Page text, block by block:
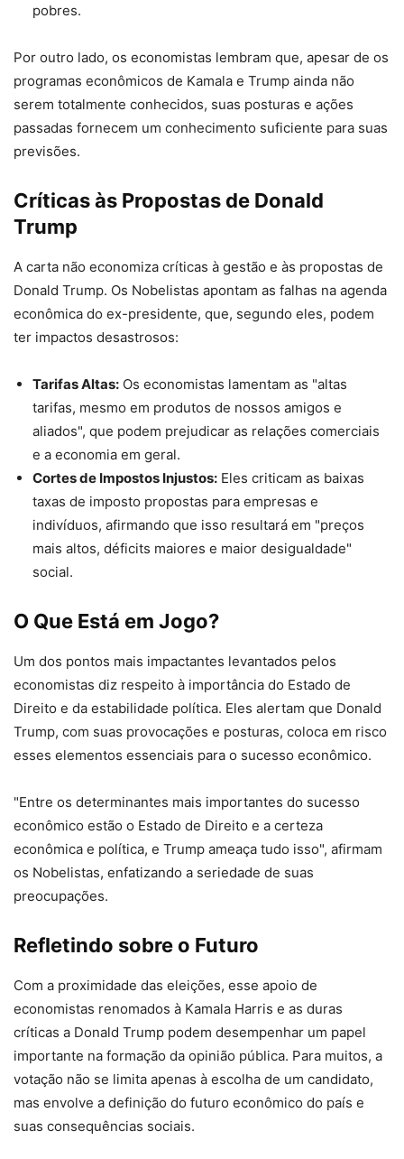
pobres.
Por outro lado, os economistas lembram que, apesar de os
programas econômicos de Kamala e Trump ainda não
serem totalmente conhecidos, suas posturas e ações
passadas fornecem um conhecimento suficiente para suas
previsões.
Críticas às Propostas de Donald
Trump
A carta não economiza críticas à gestão e às propostas de
Donald Trump. Os Nobelistas apontam as falhas na agenda
econômica do ex-presidente, que, segundo eles, podem
ter impactos desastrosos:
Tarifas Altas: Os economistas lamentam as "altas
tarifas, mesmo em produtos de nossos amigos e
aliados", que podem prejudicar as relações comerciais
e a economia em geral.
Cortes de Impostos Injustos: Eles criticam as baixas
taxas de imposto propostas para empresas e
indivíduos, afirmando que isso resultará em "preços
mais altos, déficits maiores e maior desigualdade"
social.
O Que Está em Jogo?
Um dos pontos mais impactantes levantados pelos
economistas diz respeito à importância do Estado de
Direito e da estabilidade política. Eles alertam que Donald
Trump, com suas provocações e posturas, coloca em risco
esses elementos essenciais para o sucesso econômico.
"Entre os determinantes mais importantes do sucesso
econômico estão o Estado de Direito e a certeza
econômica e política, e Trump ameaça tudo isso", afirmam
os Nobelistas, enfatizando a seriedade de suas
preocupações.
Refletindo sobre o Futuro
Com a proximidade das eleições, esse apoio de
economistas renomados à Kamala Harris e as duras
críticas a Donald Trump podem desempenhar um papel
importante na formação da opinião pública. Para muitos, a
votação não se limita apenas à escolha de um candidato,
mas envolve a definição do futuro econômico do país e
suas consequências sociais.